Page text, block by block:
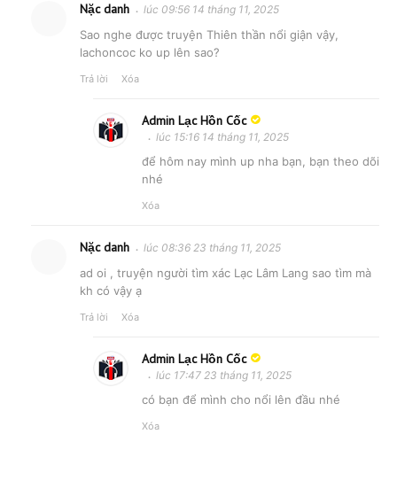
Nặc danh lúc 09:56 14 tháng 11, 2025
Sao nghe được truyện Thiên thần nổi giận vậy,
lachoncoc ko up lên sao?
Trả lời Xóa
Admin Lạc Hồn Cốc
lúc 15:16 14 tháng 11, 2025
để hôm nay mình up nha bạn, bạn theo dõi
nhé
Xóa
Nặc danh lúc 08:36 23 tháng 11, 2025
ad oi , truyện người tìm xác Lạc Lâm Lang sao tìm mà
kh có vậy ạ
Trả lời Xóa
Admin Lạc Hồn Cốc
lúc 17:47 23 tháng 11, 2025
có bạn để mình cho nổi lên đầu nhé
Xóa